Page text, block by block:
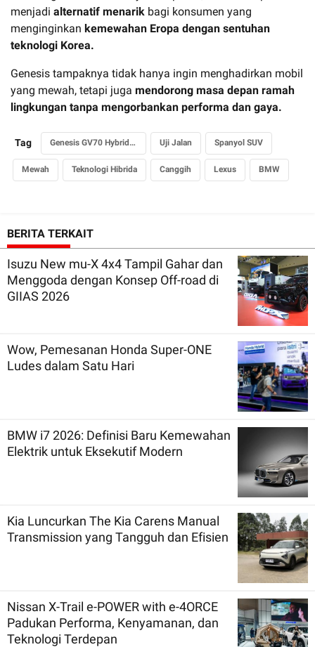
menjadi alternatif menarik bagi konsumen yang
menginginkan kemewahan Eropa dengan sentuhan
teknologi Korea.
Genesis tampaknya tidak hanya ingin menghadirkan mobil
yang mewah, tetapi juga mendorong masa depan ramah
lingkungan tanpa mengorbankan performa dan gaya.
Tag Genesis GV70 Hybrid 2025 Uji Jalan Spanyol SUV
Mewah Teknologi Hibrida Canggih Lexus BMW
BERITA TERKAIT
Isuzu New mu-X 4x4 Tampil Gahar dan
Menggoda dengan Konsep Off-road di
GIIAS 2026
Wow, Pemesanan Honda Super-ONE
Ludes dalam Satu Hari
BMW i7 2026: Definisi Baru Kemewahan
Elektrik untuk Eksekutif Modern
Kia Luncurkan The Kia Carens Manual
Transmission yang Tangguh dan Efisien
Nissan X-Trail e-POWER with e-4ORCE
Padukan Performa, Kenyamanan, dan
Teknologi Terdepan